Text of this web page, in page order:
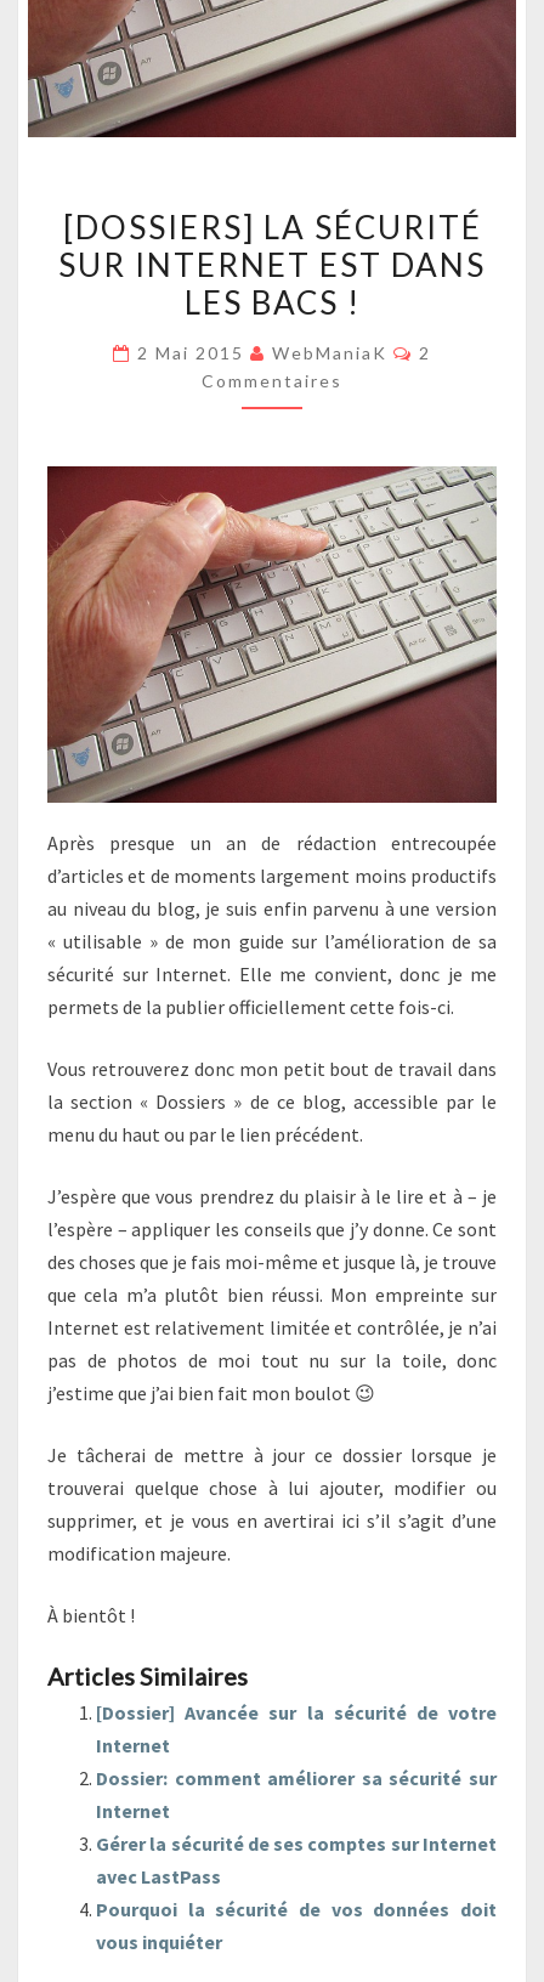
LA
SÉCURITÉ
SUR
EST
DANS
BACS
[DOSSIERS] LA SÉCURITÉ
SUR INTERNET EST DANS
LES BACS !
2 Mai 2015 WebManiaK
2
Commentaires
Après presque un an de rédaction entrecoupée
d’articles et de moments largement moins productifs
au niveau du blog, je suis enfin parvenu à une version
« utilisable » de mon guide sur l’amélioration de sa
sécurité sur Internet. Elle me convient, donc je me
permets de la publier officiellement cette fois-ci.
Vous retrouverez donc mon petit bout de travail dans
la section « Dossiers » de ce blog, accessible par le
menu du haut ou par le lien précédent.
J’espère que vous prendrez du plaisir à le lire et à – je
l’espère – appliquer les conseils que j’y donne. Ce sont
des choses que je fais moi-même et jusque là, je trouve
que cela m’a plutôt bien réussi. Mon empreinte sur
Internet est relativement limitée et contrôlée, je n’ai
pas de photos de moi tout nu sur la toile, donc
j’estime que j’ai bien fait mon boulot 😉
Je tâcherai de mettre à jour ce dossier lorsque je
trouverai quelque chose à lui ajouter, modifier ou
supprimer, et je vous en avertirai ici s’il s’agit d’une
modification majeure.
À bientôt !
Articles Similaires
[Dossier] Avancée sur la sécurité de votre
Internet
Dossier: comment améliorer sa sécurité sur
Internet
Gérer la sécurité de ses comptes sur Internet
avec LastPass
Pourquoi la sécurité de vos données doit
vous inquiéter